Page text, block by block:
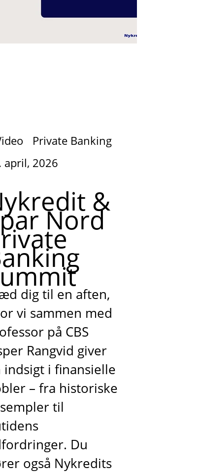
Private Banking
april, 2026
&
Nord
dig til en aften,
vi sammen med
på CBS
Rangvid giver
indsigt i finansielle
– fra historiske
til
Du
også Nykredits